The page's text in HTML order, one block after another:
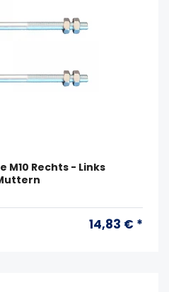
M10 Rechts - Links
14,83 € *